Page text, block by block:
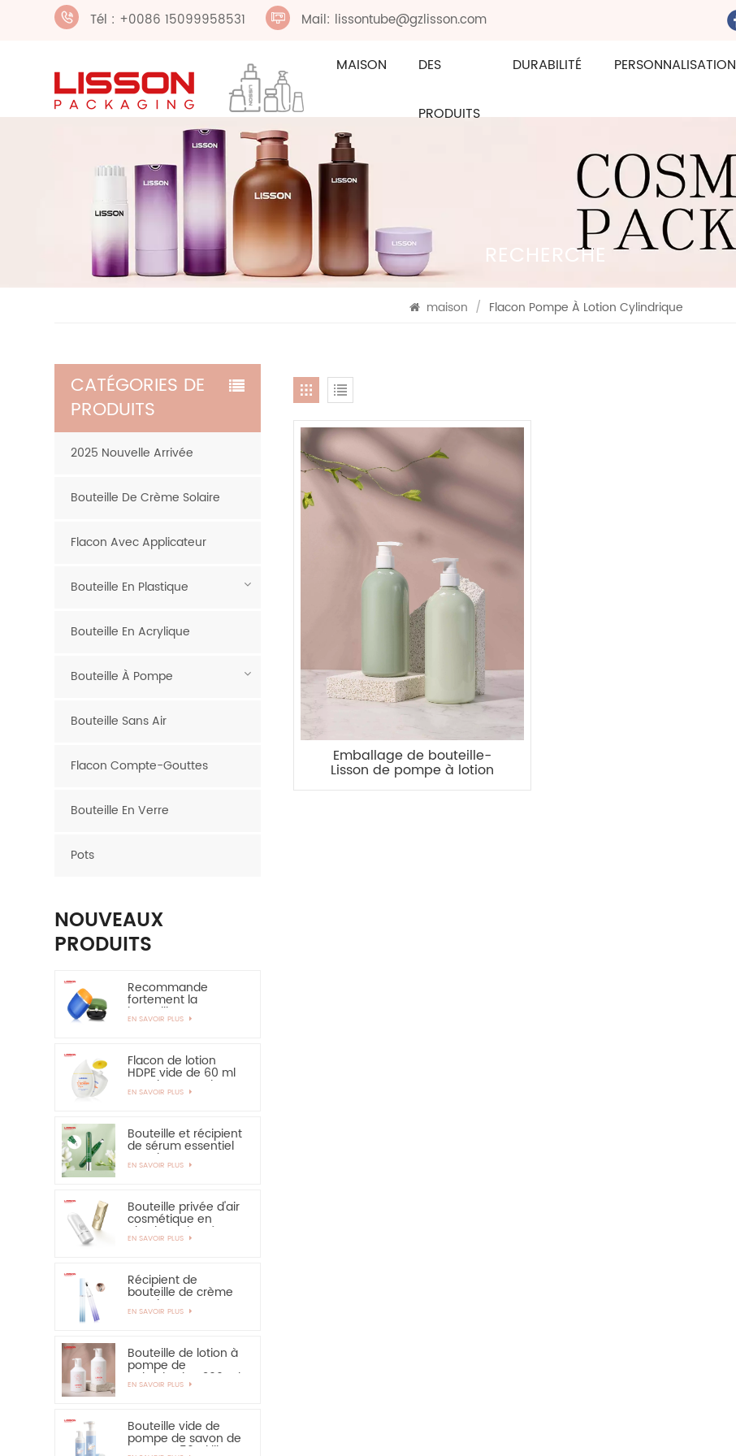
Tél : +0086 15099958531 Mail: lissontube@gzlisson.com
MAISON DES
PRODUITS
DURABILITÉ PERSONNALISATION
RECHERCHE
maison / Flacon Pompe À Lotion Cylindrique
Emballage de bouteille-
Lisson de pompe à lotion
cylindrique de 500 ml en
CATÉGORIES DE
PRODUITS
2025 Nouvelle Arrivée
Bouteille De Crème Solaire
Flacon Avec Applicateur
Bouteille En Plastique
Bouteille En Acrylique
Bouteille À Pompe
Bouteille Sans Air
Flacon Compte-Gouttes
Bouteille En Verre
Pots
NOUVEAUX
PRODUITS
Recommande
fortement la
bouteille en
plastique ovale de
50ml EVOH
EN SAVOIR PLUS
Flacon de lotion
HDPE vide de 60 ml
pour la protection
solaire - vivement
EN SAVOIR PLUS
Bouteille et récipient
de sérum essentiel
pour les yeux,
applicateur en
EN SAVOIR PLUS
Bouteille privée d'air
cosmétique en
plastique de crème
de main de
50ml
EN SAVOIR PLUS
Récipient de
bouteille de crème
pour les yeux PETG
de 15 ml avec
EN SAVOIR PLUS
Bouteille de lotion à
pompe de
pulvérisation 300 ml
350 ml pour
EN SAVOIR PLUS
Bouteille vide de
pompe de savon de
mousse 150ml libre